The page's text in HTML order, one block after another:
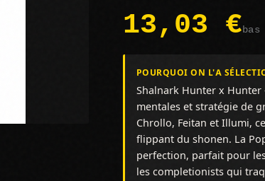
13,03 €
POURQUOI ON L'A
Shalnark Hunter x
mentales et stratégie de
Chrollo, Feitan et Illumi,
flippant du shonen. La
perfection, parfait pour
les completionists qui